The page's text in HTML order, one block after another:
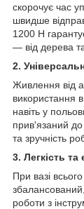
скорочує час
швидше
1200 Н
— від дерева
2.
Живлення від
використання
навіть у
прив'язаний до
та зручність
3. Легкість та
При вазі
роботи з